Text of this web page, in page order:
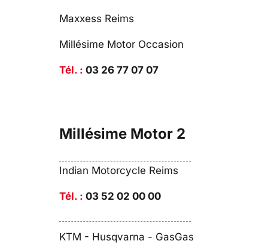
Maxxess Reims
Millésime Motor Occasion
Tél. : 03 26 77 07 07
Millésime Motor 2
Indian Motorcycle Reims
Tél. : 03 52 02 00 00
KTM - Husqvarna - GasGas